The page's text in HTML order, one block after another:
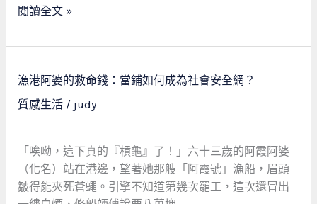
親
親
何
透
規
當
舖
閱讀全文 »
漁港阿婆的救命錢：當鋪如何成為社會安全網？
質感生活/ judy
「唉呦，這下真的『槓龜』了！」六十三歲的阿霞阿婆
（化名）站在港邊，望著她那艘「阿霞號」漁船，眉頭
皺得能夾死蒼蠅。引擎不知道第幾次罷工，這次還冒出
漁
港
阿
的
救
命
錢：